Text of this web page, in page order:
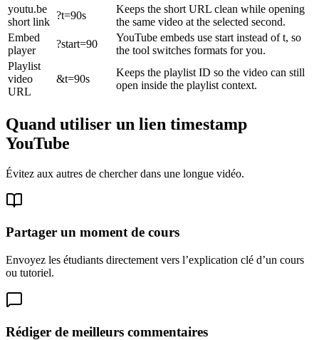
youtu.be
short link
?t=90s
Keeps the short URL clean while opening
the same video at the selected second.
Embed
player
?start=90
YouTube embeds use start instead of t, so
the tool switches formats for you.
Playlist
video
URL
&t=90s
Keeps the playlist ID so the video can still
open inside the playlist context.
Quand utiliser un lien timestamp
YouTube
Évitez aux autres de chercher dans une longue vidéo.
Partager un moment de cours
Envoyez les étudiants directement vers l’explication clé d’un cours
ou tutoriel.
Rédiger de meilleurs commentaires